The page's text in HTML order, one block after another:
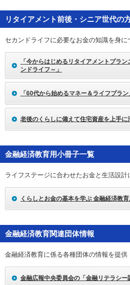
リタイアメント前後・シニア世代の
セカンドライフに必要なお金の知識を身に
「今からはじめるリタイアメントプラ
ンドライフ～」
「60代から始めるマネー＆ライフプラン
老後のくらしに備えて住宅資産を上手に
金融経済教育用小冊子一覧
ライフステージに合わせたお金と生活設
くらしとお金の基本を学ぶ 金融経済教
金融経済教育関連団体情報
金融経済教育に係る各種団体の情報を提供
金融広報中央委員会の「金融リテラシー